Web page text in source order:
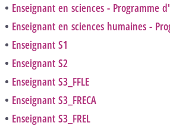
Enseignant en sciences - Programme
Enseignant en sciences humaines -
Enseignant S1
Enseignant S2
Enseignant S3_FFLE
Enseignant S3_FRECA
Enseignant S3_FREL